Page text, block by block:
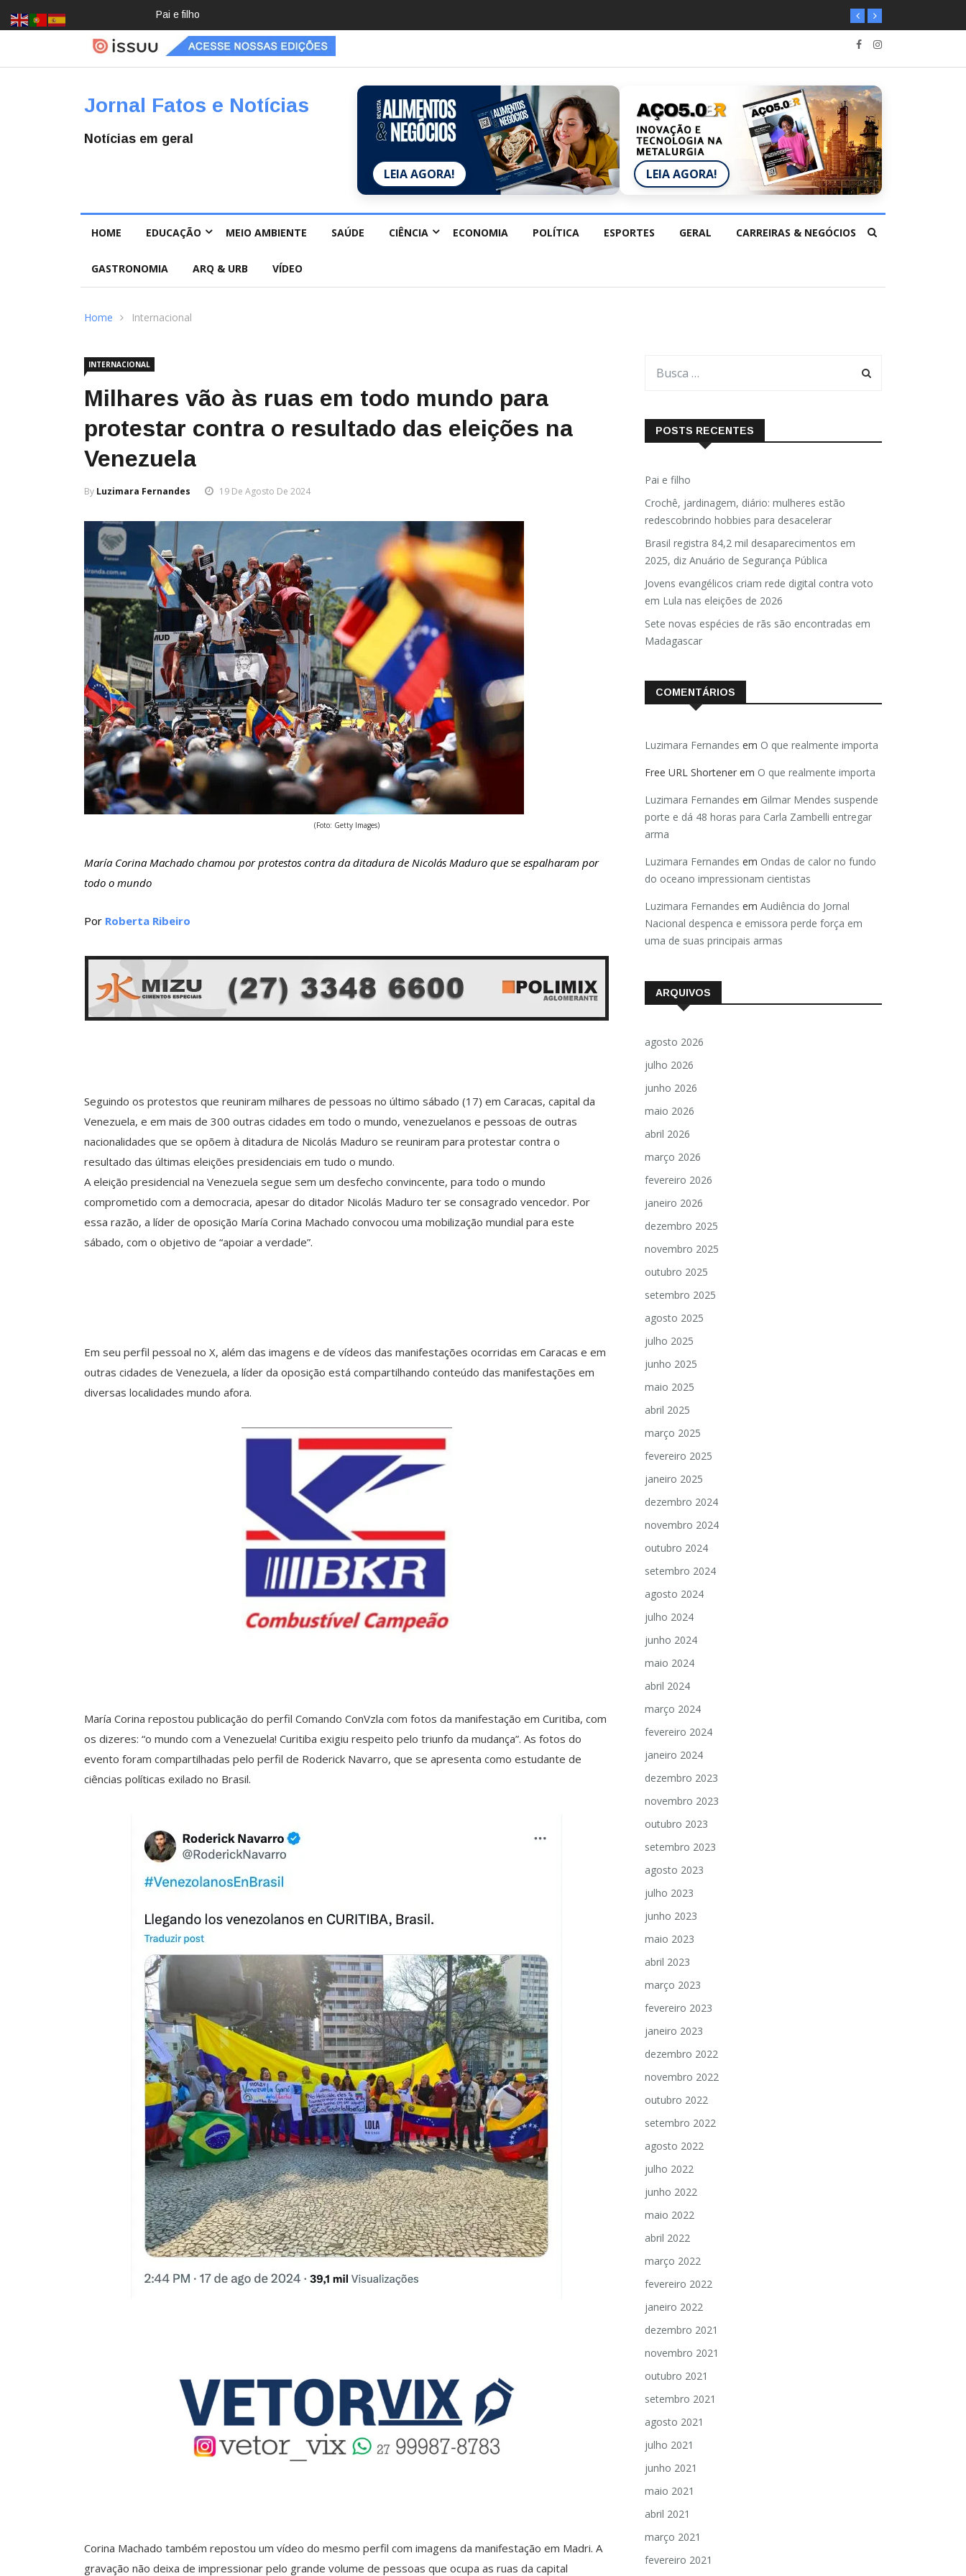
Crochê, jardinagem, diário: mulheres estão redescobrindo hobbies para desacelerar
Jornal Fatos e Notícias
Notícias em geral
LEIA AGORA! LEIA AGORA!
HOME EDUCAÇÃO MEIO AMBIENTE SAÚDE CIÊNCIA ECONOMIA POLÍTICA ESPORTES GERAL CARREIRAS & NEGÓCIOS
GASTRONOMIA ARQ & URB VÍDEO
Home Internacional
INTERNACIONAL
Milhares vão às ruas em todo mundo para
protestar contra o resultado das eleições na
Venezuela
By Luzimara Fernandes 19 De Agosto De 2024
(Foto: Getty Images)
María Corina Machado chamou por protestos contra da ditadura de Nicolás Maduro que se espalharam por
todo o mundo
Por Roberta Ribeiro
Seguindo os protestos que reuniram milhares de pessoas no último sábado (17) em Caracas, capital da
Venezuela, e em mais de 300 outras cidades em todo o mundo, venezuelanos e pessoas de outras
nacionalidades que se opõem à ditadura de Nicolás Maduro se reuniram para protestar contra o
resultado das últimas eleições presidenciais em tudo o mundo.
A eleição presidencial na Venezuela segue sem um desfecho convincente, para todo o mundo
comprometido com a democracia, apesar do ditador Nicolás Maduro ter se consagrado vencedor. Por
essa razão, a líder de oposição María Corina Machado convocou uma mobilização mundial para este
sábado, com o objetivo de “apoiar a verdade”.
Em seu perfil pessoal no X, além das imagens e de vídeos das manifestações ocorridas em Caracas e em
outras cidades de Venezuela, a líder da oposição está compartilhando conteúdo das manifestações em
diversas localidades mundo afora.
María Corina repostou publicação do perfil Comando ConVzla com fotos da manifestação em Curitiba, com
os dizeres: “o mundo com a Venezuela! Curitiba exigiu respeito pelo triunfo da mudança”. As fotos do
evento foram compartilhadas pelo perfil de Roderick Navarro, que se apresenta como estudante de
ciências políticas exilado no Brasil.
Corina Machado também repostou um vídeo do mesmo perfil com imagens da manifestação em Madri. A
gravação não deixa de impressionar pelo grande volume de pessoas que ocupa as ruas da capital
POSTS RECENTES
Pai e filho
Crochê, jardinagem, diário: mulheres estão
redescobrindo hobbies para desacelerar
Brasil registra 84,2 mil desaparecimentos em
2025, diz Anuário de Segurança Pública
Jovens evangélicos criam rede digital contra voto
em Lula nas eleições de 2026
Sete novas espécies de rãs são encontradas em
Madagascar
COMENTÁRIOS
Luzimara Fernandes em O que realmente importa
Free URL Shortener em O que realmente importa
Luzimara Fernandes em Gilmar Mendes suspende
porte e dá 48 horas para Carla Zambelli entregar
arma
Luzimara Fernandes em Ondas de calor no fundo
do oceano impressionam cientistas
Luzimara Fernandes em Audiência do Jornal
Nacional despenca e emissora perde força em
uma de suas principais armas
ARQUIVOS
agosto 2026
julho 2026
junho 2026
maio 2026
abril 2026
março 2026
fevereiro 2026
janeiro 2026
dezembro 2025
novembro 2025
outubro 2025
setembro 2025
agosto 2025
julho 2025
junho 2025
maio 2025
abril 2025
março 2025
fevereiro 2025
janeiro 2025
dezembro 2024
novembro 2024
outubro 2024
setembro 2024
agosto 2024
julho 2024
junho 2024
maio 2024
abril 2024
março 2024
fevereiro 2024
janeiro 2024
dezembro 2023
novembro 2023
outubro 2023
setembro 2023
agosto 2023
julho 2023
junho 2023
maio 2023
abril 2023
março 2023
fevereiro 2023
janeiro 2023
dezembro 2022
novembro 2022
outubro 2022
setembro 2022
agosto 2022
julho 2022
junho 2022
maio 2022
abril 2022
março 2022
fevereiro 2022
janeiro 2022
dezembro 2021
novembro 2021
outubro 2021
setembro 2021
agosto 2021
julho 2021
junho 2021
maio 2021
abril 2021
março 2021
fevereiro 2021